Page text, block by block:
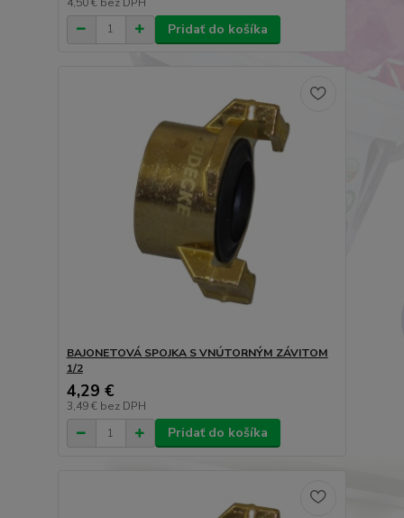
Pridať do košíka
BAJONETOVÁ SPOJKA S VNÚTORNÝM ZÁVITOM
1/2
4,29 €
3,49 € bez DPH
Pridať do košíka